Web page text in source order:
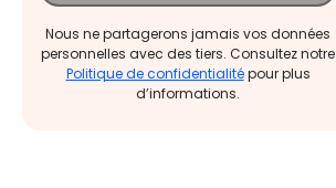
Nous ne partagerons jamais vos données
personnelles avec des tiers. Consultez notre
Politique de confidentialitépour plus
d’informations.